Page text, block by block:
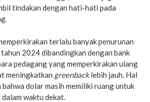
tindakan dengan hati-hati pada
terlalu banyak penurunan
tahun 2024 dibandingkan dengan bank
pedagang yang memperkirakan ulang
meningkatkan greenbacklebih jauh. Hal
dolar masih memiliki ruang untuk
waktu dekat.